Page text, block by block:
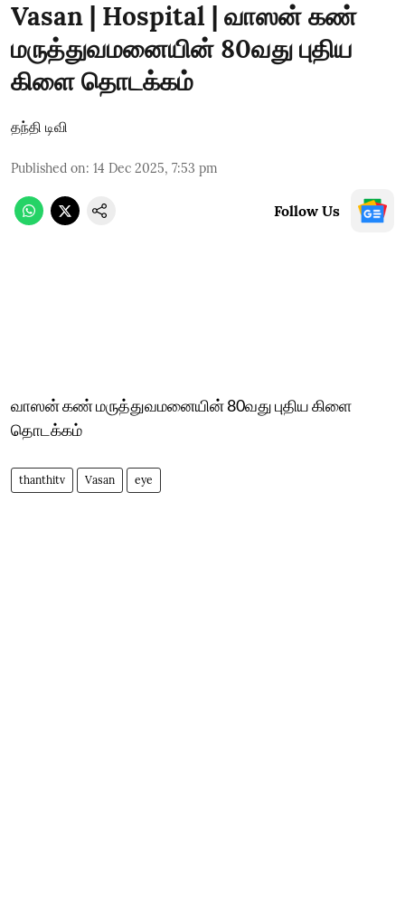
Vasan | Hospital | வாஸன் கண்
மருத்துவமனையின் 80வது புதிய
கிளை தொடக்கம்
தந்தி டிவி
Published on: 14 Dec 2025, 7:53 pm
Follow Us
வாஸன் கண் மருத்துவமனையின் 80வது புதிய கிளை
தொடக்கம்
thanthitv Vasan eye